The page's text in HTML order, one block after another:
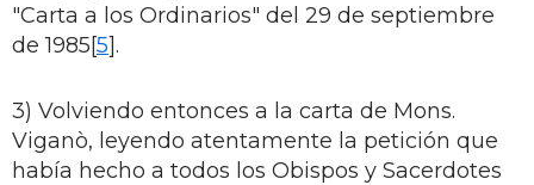
"Carta a los Ordinarios" del 29 de septiembre
de 1985[5].
3) Volviendo entonces a la carta de Mons.
Viganò, leyendo atentamente la petición que
había hecho a todos los Obispos y Sacerdotes